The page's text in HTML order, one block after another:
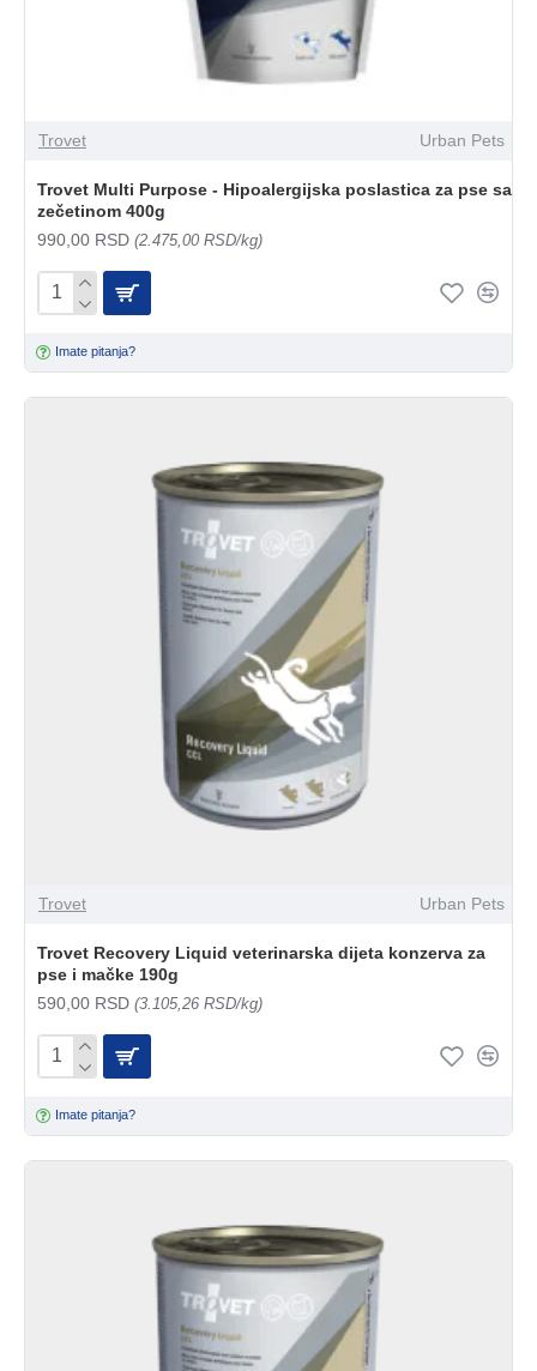
Trovet Urban Pets
Trovet Multi Purpose - Hipoalergijska poslastica za pse sa
zečetinom 400g
990,00 RSD (2.475,00 RSD/kg)
Imate pitanja?
Trovet Urban Pets
Trovet Recovery Liquid veterinarska dijeta konzerva za
pse i mačke 190g
590,00 RSD (3.105,26 RSD/kg)
Imate pitanja?